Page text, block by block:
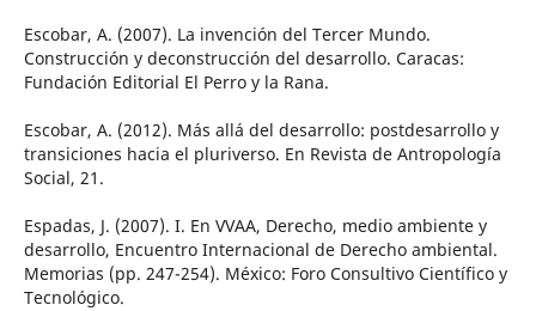
Escobar, A. (2007). La invención del Tercer Mundo.
Construcción y deconstrucción del desarrollo. Caracas:
Fundación Editorial El Perro y la Rana.
Escobar, A. (2012). Más allá del desarrollo: postdesarrollo y
transiciones hacia el pluriverso. En Revista de Antropología
Social, 21.
Espadas, J. (2007). I. En VVAA, Derecho, medio ambiente y
desarrollo, Encuentro Internacional de Derecho ambiental.
Memorias (pp. 247-254). México: Foro Consultivo Científico y
Tecnológico.